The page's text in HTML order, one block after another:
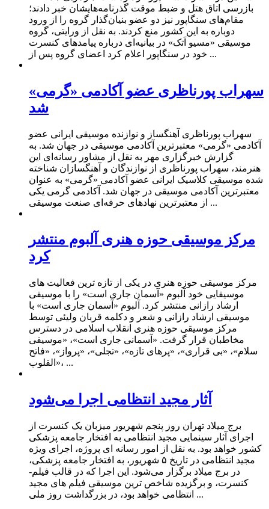
بازرسی اتاق هتل و ضبط موقت گذرنامه‌هایشان خبر دادند؛
مقام‌های سنگاپور نیز دو عضو بنیان‌گذار گروه را از ورود
دوباره به این کشور منع کردند. به نقل از ورایتی، گروه
موسیقی «مسیو اَتک» در بیانیه‌ای درباره پیامد‌های کنسرت
خود در سنگاپور اعلام کرد اعضای گروه پس از ...
سهراب پورناظری عضو آکادمی «گرمی»
شد
سهراب پورناظری آهنگساز و نوازنده موسیقی ایرانی عضو
آکادمی «گرمی» معتبرترین آکادمی موسیقی در جهان شد. به
گزارش خبرگزاری مهر به نقل از مشاور رسانه‌ای این
هنرمند، سهراب پورناظری از نوازندگان و آهنگسازان شناخته
شده موسیقی کلاسیک ایرانی عضو آکادمی «گرمی» به عنوان
معتبرترین آکادمی موسیقی در جهان شد. آکادمی گرمی یکی
از معتبرترین نهادهای حرفه‌ای صنعت موسیقی ...
مرکز موسیقی حوزه هنری آلبوم منتشر
کرد
مرکز موسیقی حوزه هنری در یکی از تازه ترین فعالیت های
موسیقایی خود آلبوم «آسمان جاری است» را با موسیقی
ارشاد رازانی منتشر کرد. آلبوم «آسمان جاری است» با
موسیقی ارشاد رازانی و شعر و دکلمه قربان ولیئی توسط
مرکز موسیقی حوزه هنری انقلاب اسلامی در دسترس
مخاطبان قرار گرفت. «آسمانی جاری است»، «موسیقی
سلام»، «بی قراری»، «پرهای تازه»، «تجلی»، «پرواز»، «فاتح
القلوب»، ...
آثار مجید انتظامی اجرا می‌شود
برج میلاد تهران روز پنجم شهریور میزبان یک کنسرت از
اجرای آثار سینمایی مجید انتظامی به افتخار جامعه پزشکی
کشور خواهد بود. به نقل از امور رسانه ای پروژه، اجرای ویژه
مجید انتظامی در تاریخ ۵ شهریور، به افتخار جامعه پزشکی،
در برج میلاد برگزار می‌شود. این اجرا که در قالب فیلم-
کنسرت، و برگزیده شاخص ترین موسیقی فیلم های مجید
انتظامی خواهد بود، در بزرگداشت روز ملی ...